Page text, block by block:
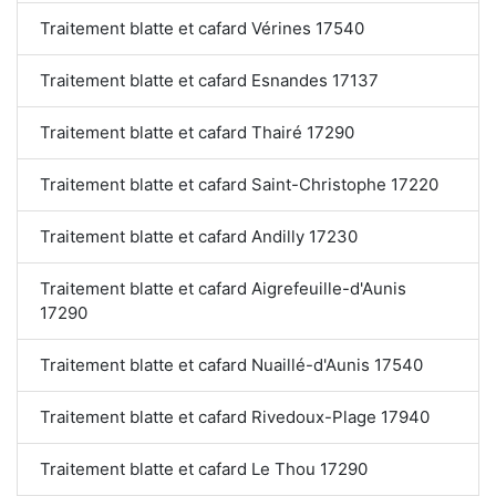
Traitement blatte et cafard Vérines 17540
Traitement blatte et cafard Esnandes 17137
Traitement blatte et cafard Thairé 17290
Traitement blatte et cafard Saint-Christophe 17220
Traitement blatte et cafard Andilly 17230
Traitement blatte et cafard Aigrefeuille-d'Aunis
17290
Traitement blatte et cafard Nuaillé-d'Aunis 17540
Traitement blatte et cafard Rivedoux-Plage 17940
Traitement blatte et cafard Le Thou 17290